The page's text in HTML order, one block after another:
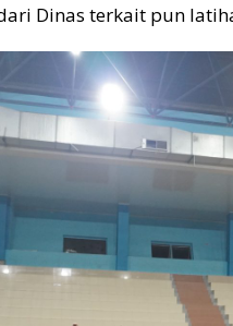
Dinas terkait pun